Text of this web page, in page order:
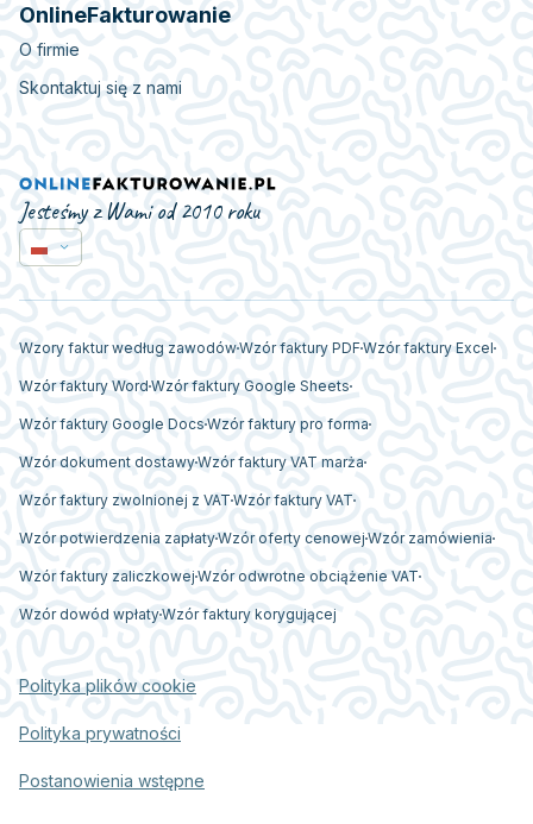
OnlineFakturowanie
O firmie
Skontaktuj się z nami
Jesteśmy z Wami od 2010 roku
Wzory faktur według zawodówWzór faktury PDF Wzór faktury Excel
Wzór faktury Word Wzór faktury Google Sheets
Wzór faktury Google Docs Wzór faktury pro forma
Wzór dokument dostawyWzór faktury VAT marża
Wzór faktury zwolnionej z VAT Wzór faktury VAT
Wzór potwierdzenia zapłatyWzór oferty cenowej Wzór zamówienia
Wzór faktury zaliczkowej Wzór odwrotne obciążenie VAT
Wzór dowód wpłatyWzór faktury korygującej
Polityka plików cookie
Polityka prywatności
Postanowienia wstępne